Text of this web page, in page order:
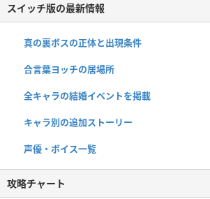
スイッチ版の最新情報
真の裏ボスの正体と出現条件
合言葉ヨッチの居場所
全キャラの結婚イベントを掲載
キャラ別の追加ストーリー
声優・ボイス一覧
攻略チャート